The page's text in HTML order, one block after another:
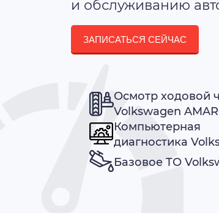
и обслуживанию
ЗАПИСАТЬСЯ СЕЙЧАС
Осмотр ходовой
Volkswagen
Компьютерная
диагностика
Базовое ТО